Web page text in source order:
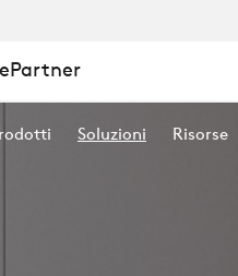
Partner
Soluzioni Risorse